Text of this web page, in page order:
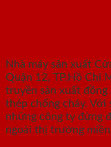
Nhà máy sản xuất
Quận 12, TP.Hồ Chí
truyền sản xuất đồng
thép chống cháy.
những công ty đứng
ngoài thị trường miền